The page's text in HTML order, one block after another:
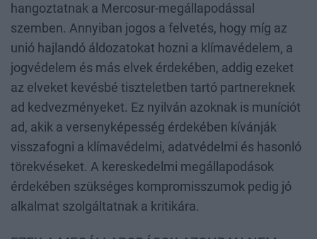
hangoztatnak a Mercosur-megállapodással
szemben. Annyiban jogos a felvetés, hogy míg az
unió hajlandó áldozatokat hozni a klímavédelem, a
jogvédelem és más elvek érdekében, addig ezeket
az elveket kevésbé tiszteletben tartó partnereknek
ad kedvezményeket. Ez nyilván azoknak is muníciót
ad, akik a versenyképesség érdekében kívánják
visszafogni a klímavédelmi, adatvédelmi és hasonló
törekvéseket. A kereskedelmi megállapodások
érdekében szükséges kompromisszumok pedig jó
alkalmat szolgáltatnak a kritikára.